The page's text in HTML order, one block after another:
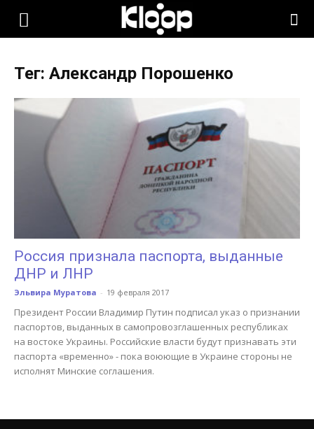
KLOOP.KG
Новости
Кыргызстана
Тег: Александр Порошенко
Россия признала паспорта, выданные
ДНР и ЛНР
Эльвира Муратова - 19 февраля 2017
Президент России Владимир Путин подписал указ о признании
паспортов, выданных в самопровозглашенных республиках
на востоке Украины. Российские власти будут признавать эти
паспорта «временно» - пока воюющие в Украине стороны не
исполнят Минские соглашения.